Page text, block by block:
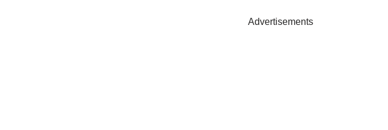
Advertisements